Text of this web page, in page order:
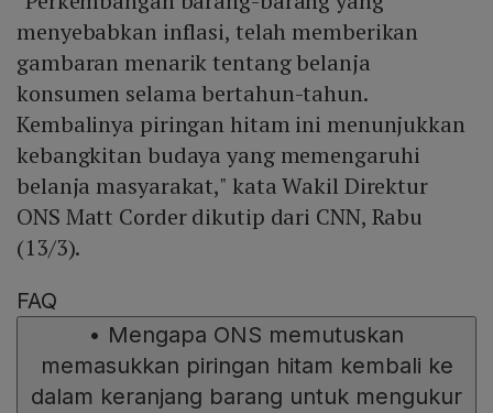
menyebabkan inflasi, telah memberikan
gambaran menarik tentang belanja
konsumen selama bertahun-tahun.
Kembalinya piringan hitam ini menunjukkan
kebangkitan budaya yang memengaruhi
belanja masyarakat," kata Wakil Direktur
ONS Matt Corder dikutip dari CNN, Rabu
(13/3).
FAQ
• Mengapa ONS memutuskan
memasukkan piringan hitam kembali ke
dalam keranjang barang untuk mengukur